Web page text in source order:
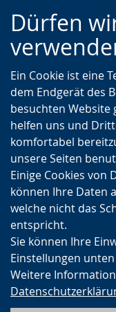
Dürfen
Ein Cookie ist eine
dem Endgerät des
besuchten Website
helfen uns und
komfortabel
unsere Seiten
Einige Cookies von
können Ihre Daten
welche nicht das
entspricht.
Sie können Ihre
Einstellungen
Weitere